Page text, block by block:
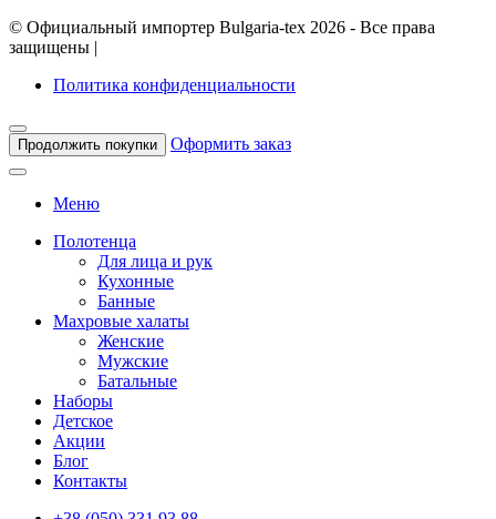
© Официальный импортер Bulgaria-tex 2026 - Все права
защищены |
Политика конфиденциальности
Продолжить покупки Оформить заказ
Меню
Полотенца
Для лица и рук
Кухонные
Банные
Махровые халаты
Женские
Мужские
Батальные
Наборы
Детское
Акции
Блог
Контакты